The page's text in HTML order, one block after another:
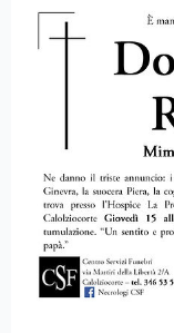
Domenico
Roselli